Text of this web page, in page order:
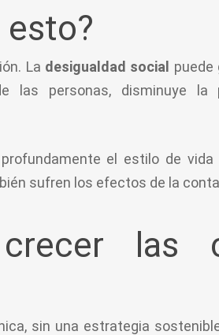
La desigualdad social
puede
las personas, disminuye la
el estilo de
sufren los efectos de la
las
sin una estrategia